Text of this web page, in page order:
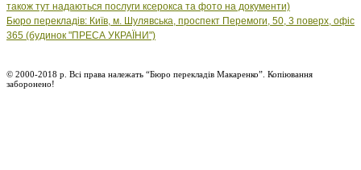
також тут надаються послуги ксерокса та фото на документи)
Бюро перекладів: Київ, м. Шулявська, проспект Перемоги, 50, 3 поверх, офіс
365 (будинок "ПРЕСА УКРАЇНИ")
© 2000-2018 р. Всі права належать “Бюро перекладів Макаренко”. Копіювання
заборонено!